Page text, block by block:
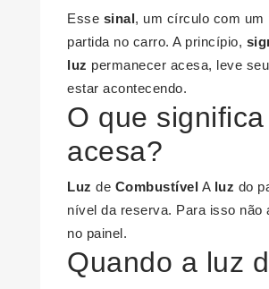
Esse sinal , um círculo com um
partida no carro. A princípio,
luz permanecer acesa, leve
estar acontecendo.
O que
acesa?
Luz de Combustível A luz do
nível da reserva. Para isso não
no painel.
Quando a luz